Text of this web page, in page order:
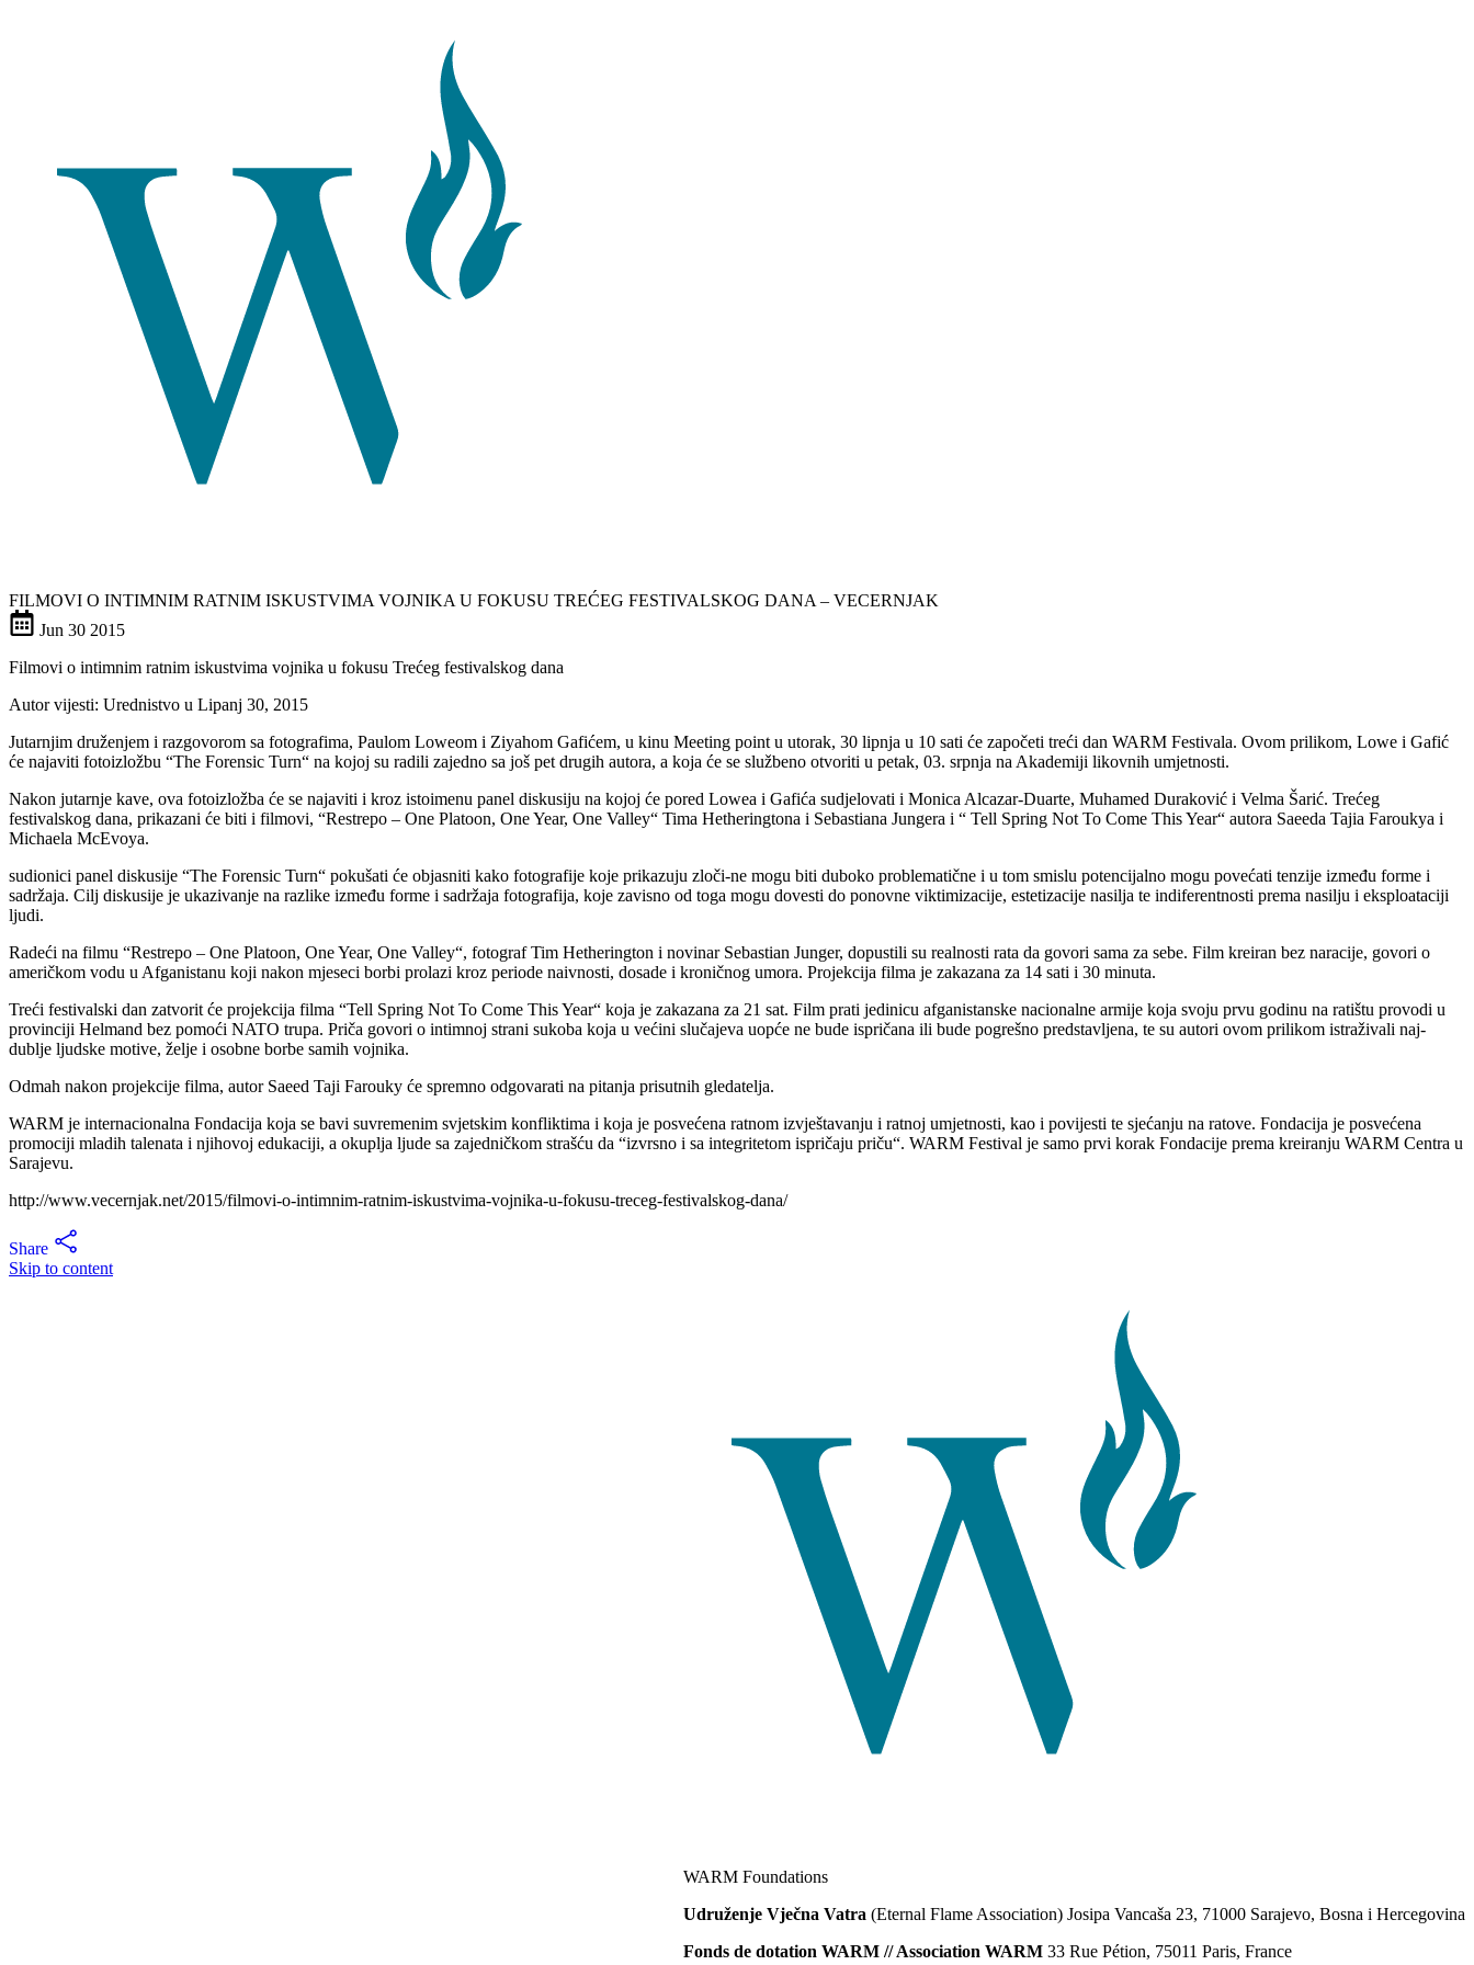
Skip to content
FILMOVI O INTIMNIM RATNIM ISKUSTVIMA VOJNIKA U FOKUSU TREĆEG FESTIVALSKOG DANA – VECERNJAK
Jun 30 2015
Filmovi o intimnim ratnim iskustvima vojnika u fokusu Trećeg festivalskog dana
Autor vijesti: Urednistvo u Lipanj 30, 2015
Jutarnjim druženjem i razgovorom sa fotografima, Paulom Loweom i Ziyahom Gafićem, u kinu Meeting point u utorak, 30 lipnja u 10 sati će započeti treći dan WARM Festivala. Ovom prilikom, Lowe i Gafić
će najaviti fotoizložbu “The Forensic Turn“ na kojoj su radili zajedno sa još pet drugih autora, a koja će se službeno otvoriti u petak, 03. srpnja na Akademiji likovnih umjetnosti.
Nakon jutarnje kave, ova fotoizložba će se najaviti i kroz istoimenu panel diskusiju na kojoj će pored Lowea i Gafića sudjelovati i Monica Alcazar-Duarte, Muhamed Duraković i Velma Šarić. Trećeg
festivalskog dana, prikazani će biti i filmovi, “Restrepo – One Platoon, One Year, One Valley“ Tima Hetheringtona i Sebastiana Jungera i “ Tell Spring Not To Come This Year“ autora Saeeda Tajia Faroukya i
Michaela McEvoya.
sudionici panel diskusije “The Forensic Turn“ pokušati će objasniti kako fotografije koje prikazuju zloči-ne mogu biti duboko problematične i u tom smislu potencijalno mogu povećati tenzije između forme i
sadržaja. Cilj diskusije je ukazivanje na razlike između forme i sadržaja fotografija, koje zavisno od toga mogu dovesti do ponovne viktimizacije, estetizacije nasilja te indiferentnosti prema nasilju i eksploataciji
ljudi.
Radeći na filmu “Restrepo – One Platoon, One Year, One Valley“, fotograf Tim Hetherington i novinar Sebastian Junger, dopustili su realnosti rata da govori sama za sebe. Film kreiran bez naracije, govori o
američkom vodu u Afganistanu koji nakon mjeseci borbi prolazi kroz periode naivnosti, dosade i kroničnog umora. Projekcija filma je zakazana za 14 sati i 30 minuta.
Treći festivalski dan zatvorit će projekcija filma “Tell Spring Not To Come This Year“ koja je zakazana za 21 sat. Film prati jedinicu afganistanske nacionalne armije koja svoju prvu godinu na ratištu provodi u
provinciji Helmand bez pomoći NATO trupa. Priča govori o intimnoj strani sukoba koja u većini slučajeva uopće ne bude ispričana ili bude pogrešno predstavljena, te su autori ovom prilikom istraživali naj-
dublje ljudske motive, želje i osobne borbe samih vojnika.
Odmah nakon projekcije filma, autor Saeed Taji Farouky će spremno odgovarati na pitanja prisutnih gledatelja.
WARM je internacionalna Fondacija koja se bavi suvremenim svjetskim konfliktima i koja je posvećena ratnom izvještavanju i ratnoj umjetnosti, kao i povijesti te sjećanju na ratove. Fondacija je posvećena
promociji mladih talenata i njihovoj edukaciji, a okuplja ljude sa zajedničkom strašću da “izvrsno i sa integritetom ispričaju priču“. WARM Festival je samo prvi korak Fondacije prema kreiranju WARM Centra u
Sarajevu.
http://www.vecernjak.net/2015/filmovi-o-intimnim-ratnim-iskustvima-vojnika-u-fokusu-treceg-festivalskog-dana/
Share
WARM Foundations
Udruženje Vječna Vatra (Eternal Flame Association) Josipa Vancaša 23, 71000 Sarajevo, Bosna i Hercegovina
Fonds de dotation WARM // Association WARM33 Rue Pétion, 75011 Paris, France